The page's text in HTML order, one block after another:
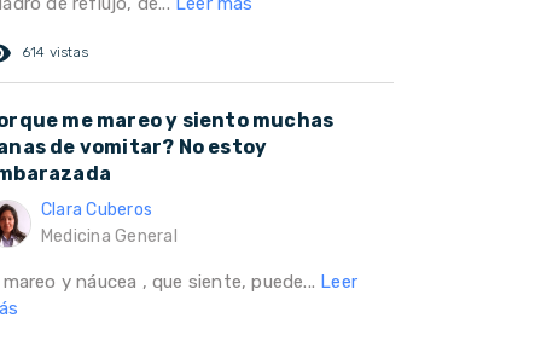
614 vistas
me mareo y siento muchas
de vomitar? No estoy
Clara Cuberos
Medicina General
mareo y náucea , que siente, puede... Leer